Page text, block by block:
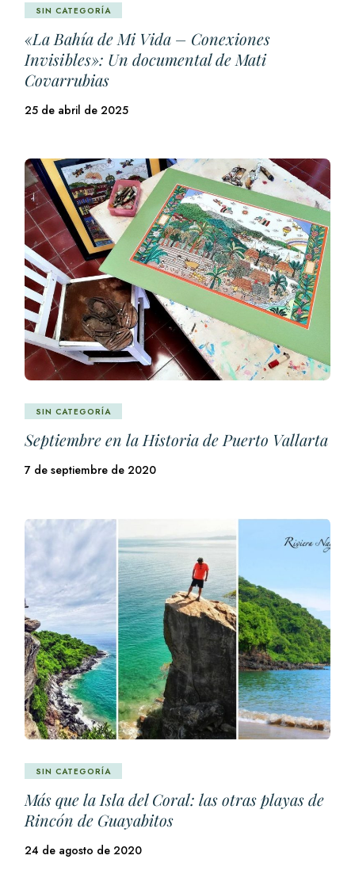
SIN CATEGORÍA
«La Bahía de Mi Vida – Conexiones
Invisibles»: Un documental de Mati
Covarrubias
25 de abril de 2025
SIN CATEGORÍA
Septiembre en la Historia de Puerto Vallarta
7 de septiembre de 2020
SIN CATEGORÍA
Más que la Isla del Coral: las otras playas de
Rincón de Guayabitos
24 de agosto de 2020